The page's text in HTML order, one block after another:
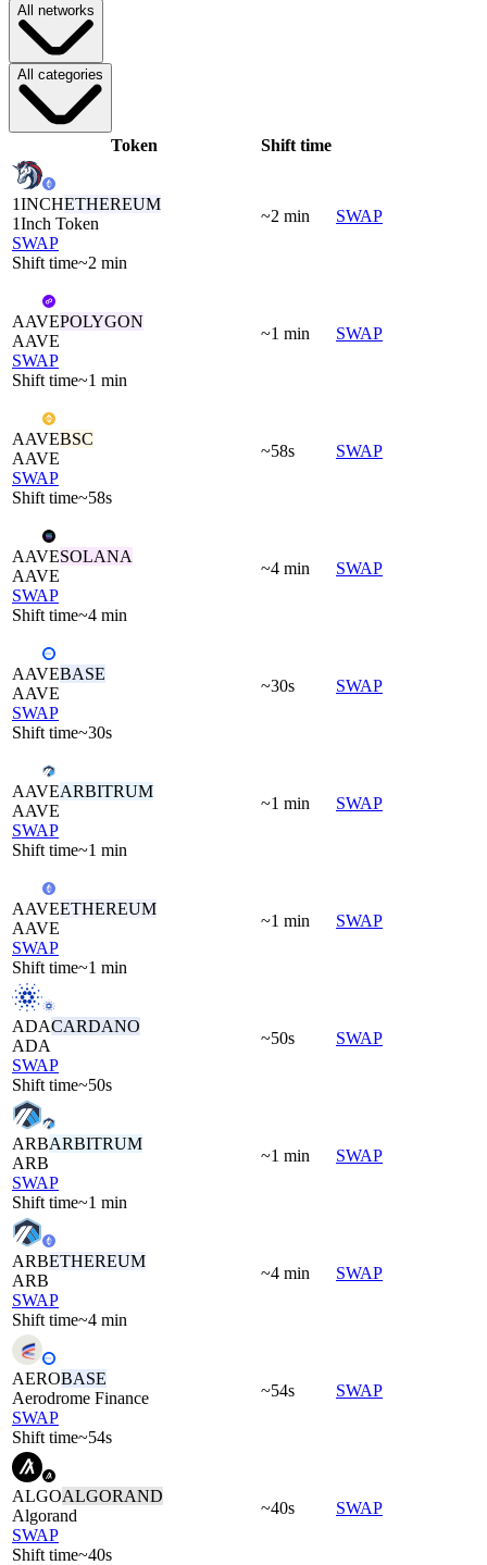
All networks
All categories
Token Shift time
1INCHETHEREUM
1Inch Token
SWAP
Shift time~2 min
~2 min SWAP
AAVEPOLYGON
AAVE
SWAP
Shift time~1 min
~1 min SWAP
AAVEBSC
AAVE
SWAP
Shift time~58s
~58s SWAP
AAVESOLANA
AAVE
SWAP
Shift time~4 min
~4 min SWAP
AAVEBASE
AAVE
SWAP
Shift time~30s
~30s SWAP
AAVEARBITRUM
AAVE
SWAP
Shift time~1 min
~1 min SWAP
AAVEETHEREUM
AAVE
SWAP
Shift time~1 min
~1 min SWAP
ADACARDANO
ADA
SWAP
Shift time~50s
~50s SWAP
ARBARBITRUM
ARB
SWAP
Shift time~1 min
~1 min SWAP
ARBETHEREUM
ARB
SWAP
Shift time~4 min
~4 min SWAP
AEROBASE
Aerodrome Finance
SWAP
Shift time~54s
~54s SWAP
ALGOALGORAND
Algorand
SWAP
Shift time~40s
~40s SWAP